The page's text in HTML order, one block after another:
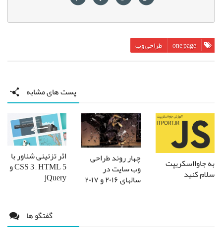
one page طراحی وب
پست های مشابه
به جاوااسکریپت
سلام کنید
چهار روند طراحی
وب سایت در
سالهای ۲۰۱۶ و ۲۰۱۷
اثر تزئینی شناور با
CSS 3 , HTML 5 و
jQuery
گفتگو ها